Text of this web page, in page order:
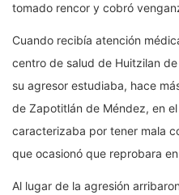
tomado rencor y cobró
Cuando recibía atención
centro de salud de Huitzilan
su agresor estudiaba, hace
de Zapotitlán de Méndez, en
caracterizaba por tener mala
que ocasionó que reprobara
Al lugar de la agresión